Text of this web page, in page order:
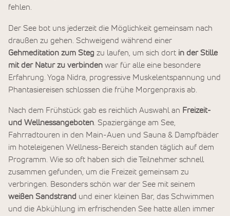
fehlen.
Der See bot uns jederzeit die Möglichkeit gemeinsam nach
draußen zu gehen. Schweigend während einer
Gehmeditation zum Steg zu laufen, um sich dort in der Stille
mit der Natur zu verbinden war für alle eine besondere
Erfahrung. Yoga Nidra, progressive Muskelentspannung und
Phantasiereisen schlossen die frühe Morgenpraxis ab.
Nach dem Frühstück gab es reichlich Auswahl an Freizeit-
und Wellnessangeboten . Spaziergänge am See,
Fahrradtouren in den Main-Auen und Sauna & Dampfbäder
im hoteleigenen Wellness-Bereich standen täglich auf dem
Programm. Wie so oft haben sich die Teilnehmer schnell
zusammen gefunden, um die Freizeit gemeinsam zu
verbringen. Besonders schön war der See mit seinem
weißen Sandstrand und einer kleinen Bar, das Schwimmen
und die Abkühlung im erfrischenden See hatte allen immer